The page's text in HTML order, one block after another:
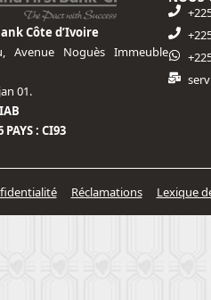
Côte d’Ivoire
Avenue Noguès Immeuble
01.
: CI93
Réclamations Lexique